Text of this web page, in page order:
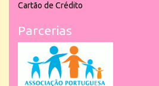
Cartão de Crédito
Parcerias